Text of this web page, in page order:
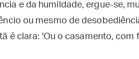
e da humildade, ergue-se,
ou mesmo de
é clara: 'Ou o casamento,